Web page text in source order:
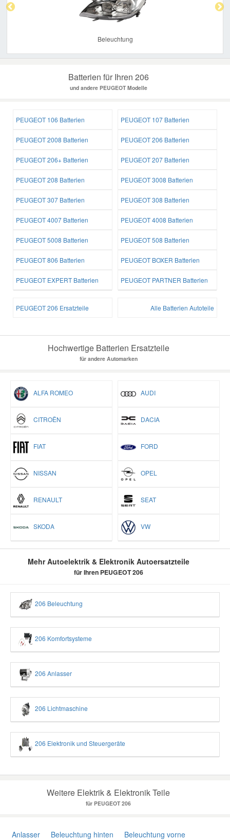
Beleuchtung
Batterien für Ihren 206
und andere PEUGEOT Modelle
PEUGEOT 106 Batterien PEUGEOT 107 Batterien
PEUGEOT 2008 Batterien PEUGEOT 206 Batterien
PEUGEOT 206+ Batterien PEUGEOT 207 Batterien
PEUGEOT 208 Batterien PEUGEOT 3008 Batterien
PEUGEOT 307 Batterien PEUGEOT 308 Batterien
PEUGEOT 4007 Batterien PEUGEOT 4008 Batterien
PEUGEOT 5008 Batterien PEUGEOT 508 Batterien
PEUGEOT 806 Batterien PEUGEOT BOXER Batterien
PEUGEOT EXPERT Batterien PEUGEOT PARTNER Batterien
PEUGEOT 206 Ersatzteile Alle Batterien Autoteile
Hochwertige Batterien Ersatzteile
für andere Automarken
ALFA ROMEO AUDI
CITROËN DACIA
FIAT FORD
NISSAN OPEL
RENAULT SEAT
SKODA VW
Mehr Autoelektrik & Elektronik Autoersatzteile
für Ihren PEUGEOT 206
206 Beleuchtung
206 Komfortsysteme
206 Anlasser
206 Lichtmaschine
206 Elektronik und Steuergeräte
Weitere Elektrik & Elektronik Teile
für PEUGEOT 206
Anlasser Beleuchtung hinten
Beleuchtung vorne